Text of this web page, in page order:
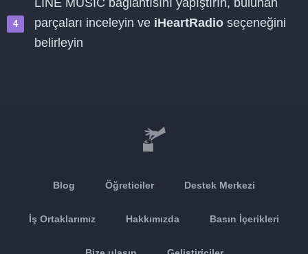
LINE MUSIC bağlantısını yapıştırın, bulunan
parçaları inceleyin ve iHeartRadio seçeneğini
belirleyin
Blog Öğreticiler Destek Merkezi
İş Ortaklarımız Hakkımızda Basın İçerikleri